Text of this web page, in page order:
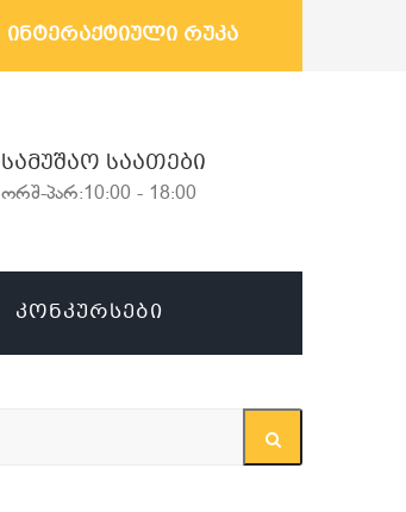
ინტერაქტიული რუკა
ᲡᲐᲛᲣᲨᲐᲝ ᲡᲐᲐᲗᲔᲑᲘ
ორშ-პარ:10:00 - 18:00
ᲙᲝᲜᲙᲣᲠᲡᲔᲑᲘ